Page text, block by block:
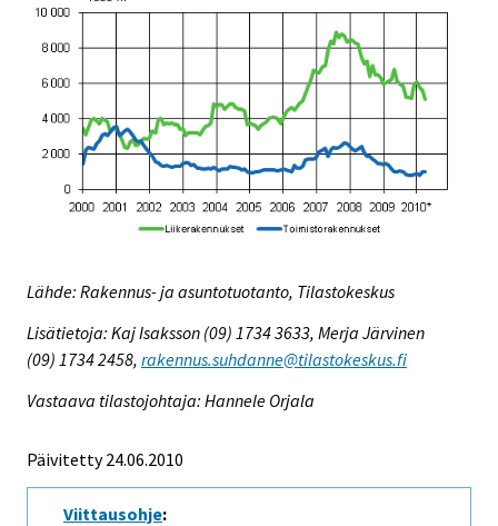
Lähde: Rakennus- ja asuntotuotanto, Tilastokeskus
Lisätietoja: Kaj Isaksson (09) 1734 3633, Merja Järvinen
(09) 1734 2458, rakennus.suhdanne@tilastokeskus.fi
Vastaava tilastojohtaja: Hannele Orjala
Päivitetty 24.06.2010
Viittausohje: